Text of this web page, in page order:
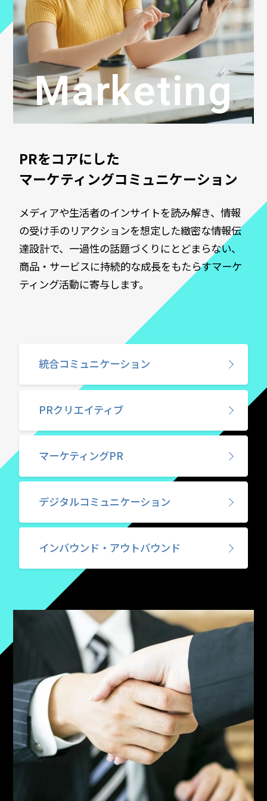
Marketing
PRをコアにした
マーケティングコミュニケーション
メディアや生活者のインサイトを読み解き、情報
の受け手のリアクションを想定した​緻密な情報伝
達設計で、一過性の話題づくりにとどまらない、
商品・サービスに​持続的な成長をもたらすマーケ
ティング活動に寄与します。​
統合コミュニケーション
PRクリエイティブ
マーケティングPR
デジタルコミュニケーション
インバウンド・ アウトバウンド